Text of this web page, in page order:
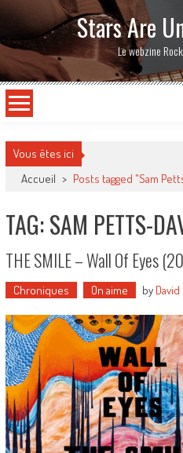
Stars Are
Le webzine
Vous êtes ici
Accueil > Posts tagged "Sam
TAG: SAM PETTS-
THE SMILE – Wall Of Eyes
Chroniques On aime by